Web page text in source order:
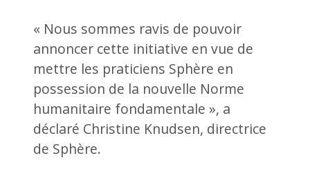
« Nous sommes ravis de pouvoir
annoncer cette initiative en vue de
mettre les praticiens Sphère en
possession de la nouvelle Norme
humanitaire fondamentale », a
déclaré Christine Knudsen, directrice
de Sphère.